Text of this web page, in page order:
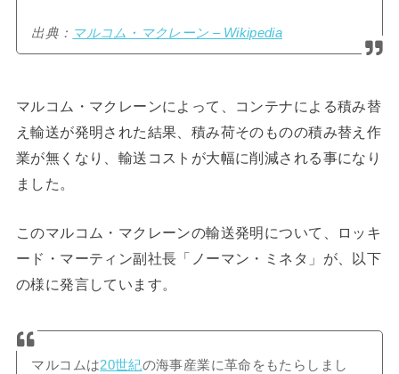
出典： マルコム・マクレーン – Wikipedia
マルコム・マクレーンによって、コンテナによる積み替
え輸送が発明された結果、積み荷そのものの積み替え作
業が無くなり、輸送コストが大幅に削減される事になり
ました。
このマルコム・マクレーンの輸送発明について、ロッキ
ード・マーティン副社長「ノーマン・ミネタ」が、以下
の様に発言しています。
マルコムは20世紀の海事産業に革命をもたらしまし